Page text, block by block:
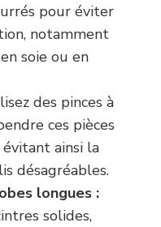
pour éviter
notamment
soie ou en
des pinces à
ces pièces
ainsi la
désagréables.
longues :
solides,